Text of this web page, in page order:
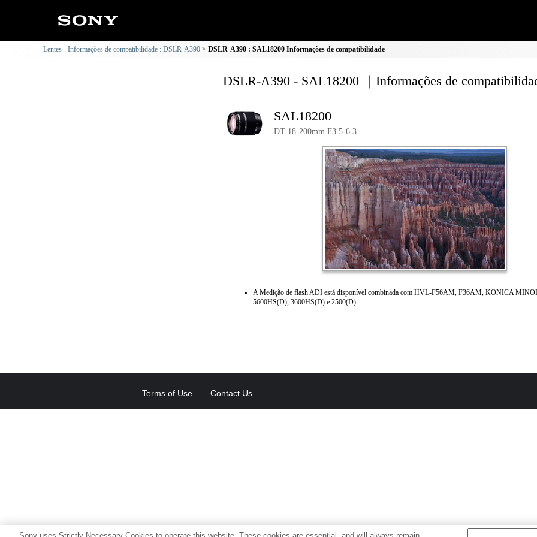
Lentes - Informações de compatibilidade : DSLR-A390 DSLR-A390 : SAL18200 Informações de compatibilidade
DSLR-A390 - SAL18200 ｜Informações de
SAL18200
DT 18-200mm F3.5-6.3
A Medição de flash ADI está disponível combinada com HVL-F56AM, F36AM, KONICA
5600HS(D), 3600HS(D) e 2500(D).
Terms of Use Contact Us